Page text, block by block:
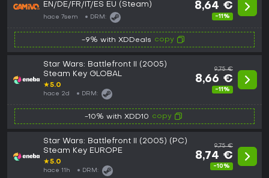
EN/DE/FR/IT/ES EU (Steam)
hace 7sem DRM:
8,64 €
-11%
-9% with XDDeals copy
Star Wars: Battlefront II (2005)
Steam Key GLOBAL
★5.0
hace 2d DRM:
9,75 €
8,66 €
-11%
-10% with XDD10 copy
Star Wars: Battlefront II (2005) (PC)
Steam Key EUROPE
★5.0
hace 11h DRM:
9,75 €
8,74 €
-10%